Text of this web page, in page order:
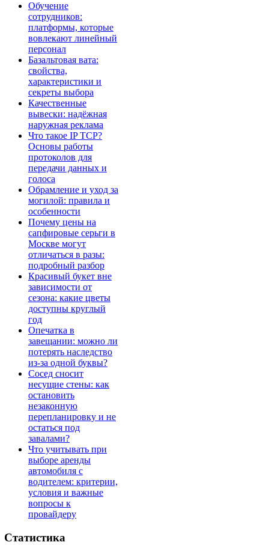
Обучение
сотрудников:
платформы, которые
вовлекают линейный
персонал
Базальтовая вата:
свойства,
характеристики и
секреты выбора
Качественные
вывески: надёжная
наружная реклама
Что такое IP TCP?
Основы работы
протоколов для
передачи данных и
голоса
Обрамление и уход за
могилой: правила и
особенности
Почему цены на
сапфировые серьги в
Москве могут
отличаться в разы:
подробный разбор
Красивый букет вне
зависимости от
сезона: какие цветы
доступны круглый
год
Опечатка в
завещании: можно ли
потерять наследство
из-за одной буквы?
Сосед сносит
несущие стены: как
остановить
незаконную
перепланировку и не
остаться под
завалами?
Что учитывать при
выборе аренды
автомобиля с
водителем: критерии,
условия и важные
вопросы к
провайдеру
Статистика